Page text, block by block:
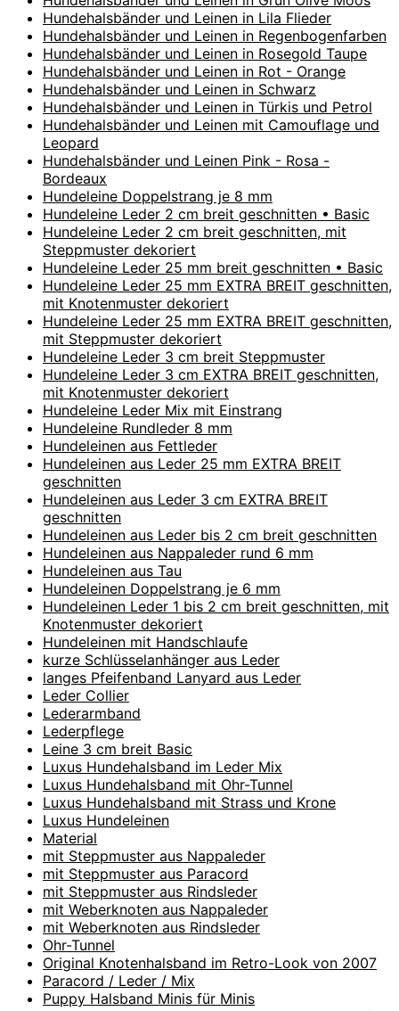
Hundehalsbänder und Leinen in Lila Flieder
Hundehalsbänder und Leinen in Regenbogenfarben
Hundehalsbänder und Leinen in Rosegold Taupe
Hundehalsbänder und Leinen in Rot - Orange
Hundehalsbänder und Leinen in Schwarz
Hundehalsbänder und Leinen in Türkis und Petrol
Hundehalsbänder und Leinen mit Camouflage und
Leopard
Hundehalsbänder und Leinen Pink - Rosa -
Bordeaux
Hundeleine Doppelstrang je 8 mm
Hundeleine Leder 2 cm breit geschnitten • Basic
Hundeleine Leder 2 cm breit geschnitten, mit
Steppmuster dekoriert
Hundeleine Leder 25 mm breit geschnitten • Basic
Hundeleine Leder 25 mm EXTRA BREIT geschnitten,
mit Knotenmuster dekoriert
Hundeleine Leder 25 mm EXTRA BREIT geschnitten,
mit Steppmuster dekoriert
Hundeleine Leder 3 cm breit Steppmuster
Hundeleine Leder 3 cm EXTRA BREIT geschnitten,
mit Knotenmuster dekoriert
Hundeleine Leder Mix mit Einstrang
Hundeleine Rundleder 8 mm
Hundeleinen aus Fettleder
Hundeleinen aus Leder 25 mm EXTRA BREIT
geschnitten
Hundeleinen aus Leder 3 cm EXTRA BREIT
geschnitten
Hundeleinen aus Leder bis 2 cm breit geschnitten
Hundeleinen aus Nappaleder rund 6 mm
Hundeleinen aus Tau
Hundeleinen Doppelstrang je 6 mm
Hundeleinen Leder 1 bis 2 cm breit geschnitten, mit
Knotenmuster dekoriert
Hundeleinen mit Handschlaufe
kurze Schlüsselanhänger aus Leder
langes Pfeifenband Lanyard aus Leder
Leder Collier
Lederarmband
Lederpflege
Leine 3 cm breit Basic
Luxus Hundehalsband im Leder Mix
Luxus Hundehalsband mit Ohr-Tunnel
Luxus Hundehalsband mit Strass und Krone
Luxus Hundeleinen
Material
mit Steppmuster aus Nappaleder
mit Steppmuster aus Paracord
mit Steppmuster aus Rindsleder
mit Weberknoten aus Nappaleder
mit Weberknoten aus Rindsleder
Ohr-Tunnel
Original Knotenhalsband im Retro-Look von 2007
Paracord / Leder / Mix
Puppy Halsband Minis für Minis